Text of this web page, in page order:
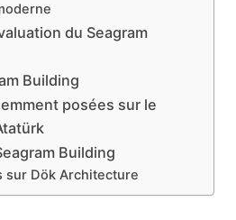
du Seagram
Building
posées sur le
Building
sur Dök Architecture